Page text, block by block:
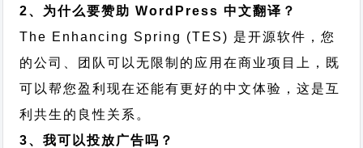
2、为什么要赞助 WordPress 中文翻译？
The Enhancing Spring (TES) 是开源软件，您
的公司、团队可以无限制的应用在商业项目上，既
可以帮您盈利现在还能有更好的中文体验，这是互
利共生的良性关系。
3、我可以投放广告吗？